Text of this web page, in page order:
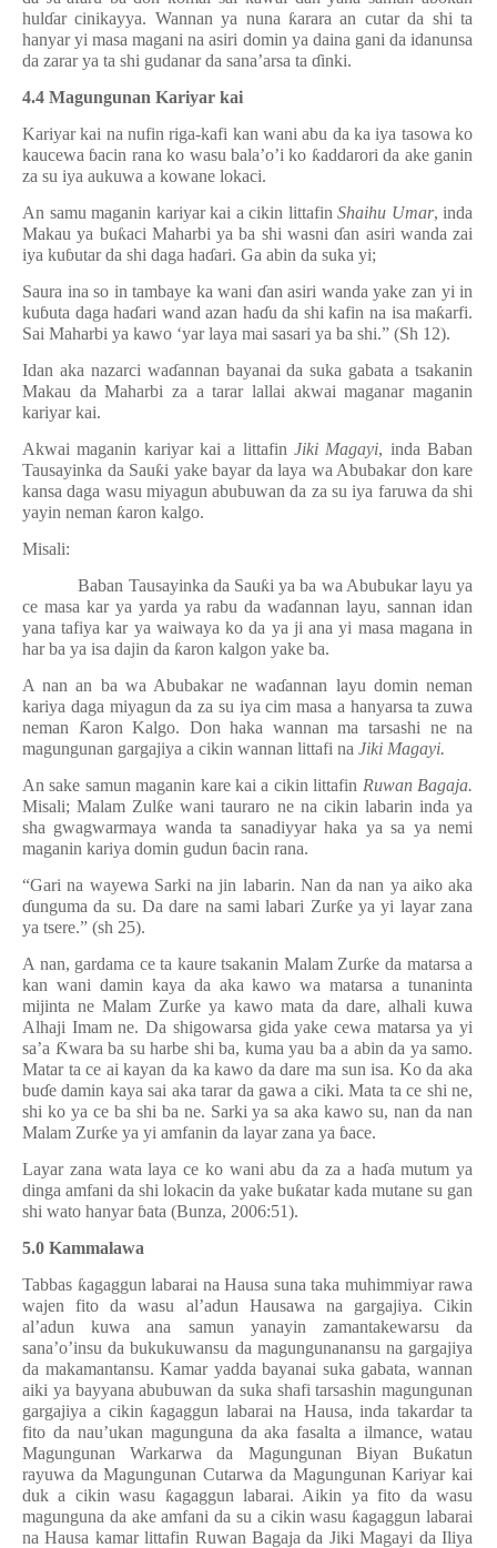
hulɗar cinikayya. Wannan ya nuna ƙarara an cutar da shi ta
hanyar yi masa magani na asiri domin ya daina gani da idanunsa
da zarar ya ta shi gudanar da sana’arsa ta ɗinki.
4.4 Magungunan Kariyar kai
Kariyar kai na nufin riga-kafi kan wani abu da ka iya tasowa ko
kaucewa ɓacin rana ko wasu bala’o’i ko ƙaddarori da ake ganin
za su iya aukuwa a kowane lokaci.
An samu maganin kariyar kai a cikin littafinShaihu Umar, inda
Makau ya buƙaci Maharbi ya ba shi wasniɗan asiri wanda zai
iya kuɓutar da shi daga haɗari. Ga abin da suka yi;
Saura ina so in tambaye ka wani ɗan asiri wanda yake zan yi in
kuɓuta daga haɗari wand azan haɗu da shi kafin na isa maƙarfi.
Sai Maharbi ya kawo ‘yar laya mai sasari ya ba shi.” (Sh 12).
Idan aka nazarci waɗannan bayanai da suka gabata a tsakanin
Makau da Maharbi za a tarar lallai akwai maganar maganin
kariyar kai.
Akwai maganin kariyar kai a littafinJiki Magayi, inda Baban
Tausayinka da Sauƙi yake bayar da laya wa Abubakar don kare
kansa daga wasu miyagun abubuwan da za su iya faruwa da shi
yayin neman ƙaron kalgo.
Misali:
Baban Tausayinka da Sauƙi ya ba wa Abubukar layu ya
ce masa kar ya yarda ya rabu da waɗannan layu, sannan idan
yana tafiya kar ya waiwaya ko da ya ji ana yi masa magana in
har ba ya isa dajin da ƙaron kalgon yake ba.
A nan an ba wa Abubakar ne waɗannan layu domin neman
kariya daga miyagun da za su iya cim masa a hanyarsa ta zuwa
neman Ƙaron Kalgo. Don haka wannan ma tarsashi ne na
magungunan gargajiya a cikin wannan littafi na Jiki Magayi.
An sake samun maganin kare kai a cikin littafin Ruwan Bagaja.
Misali; Malam Zulƙe wani tauraro ne na cikin labarin inda ya
sha gwagwarmaya wanda ta sanadiyyar haka ya sa ya nemi
maganin kariya domin gudun ɓacin rana.
“Gari na wayewa Sarki na jin labarin. Nan da nan ya aiko aka
ɗunguma da su. Da dare na sami labari Zurƙe ya yi layar zana
ya tsere.” (sh 25).
A nan, gardama ce ta kaure tsakanin Malam Zurƙe da matarsa a
kan wani damin kaya da aka kawo wa matarsa a tunaninta
mijinta ne Malam Zurƙe ya kawo mata da dare, alhali kuwa
Alhaji Imam ne. Da shigowarsa gida yake cewa matarsa ya yi
sa’a Ƙwara ba su harbe shi ba, kuma yau ba a abin da ya samo.
Matar ta ce ai kayan da ka kawo da dare ma sun isa. Ko da aka
buɗe damin kaya sai aka tarar da gawa a ciki. Mata ta ce shi ne,
shi ko ya ce ba shi ba ne. Sarki ya sa aka kawo su, nan da nan
Malam Zurƙe ya yi amfanin da layar zana ya ɓace.
Layar zana wata laya ce ko wani abu da za a haɗa mutum ya
dinga amfani da shi lokacin da yake buƙatar kada mutane su gan
shi wato hanyar ɓata (Bunza, 2006:51).
5.0 Kammalawa
Tabbas ƙagaggun labarai na Hausa suna taka muhimmiyar rawa
wajen fito da wasu al’adun Hausawa na gargajiya. Cikin
al’adun kuwa ana samun yanayin zamantakewarsu da
sana’o’insu da bukukuwansu da magungunanansu na gargajiya
da makamantansu. Kamar yadda bayanai suka gabata, wannan
aiki ya bayyana abubuwan da suka shafi tarsashin magungunan
gargajiya a cikin ƙagaggun labarai na Hausa, inda takardar ta
fito da nau’ukan magunguna da aka fasalta a ilmance, watau
Magungunan Warkarwa da Magungunan Biyan Buƙatun
rayuwa da Magungunan Cutarwa da Magungunan Kariyar kai
duk a cikin wasu ƙagaggun labarai. Aikin ya fito da wasu
magunguna da ake amfani da su a cikin wasu ƙagaggun labarai
na Hausa kamar littafin Ruwan Bagaja da Jiki Magayi da Iliya